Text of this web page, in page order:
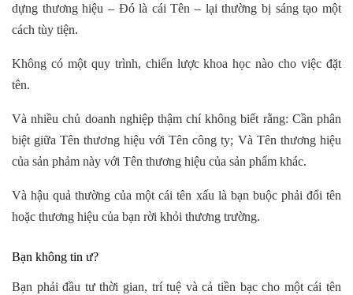
dựng thương hiệu – Đó là cái Tên – lại thường bị sáng tạo một
cách tùy tiện.
Không có một quy trình, chiến lược khoa học nào cho việc đặt
tên.
Và nhiều chủ doanh nghiệp thậm chí không biết rằng: Cần phân
biệt giữa Tên thương hiệu với Tên công ty; Và Tên thương hiệu
của sản phảm này với Tên thương hiệu của sản phẩm khác.
Và hậu quả thường của một cái tên xấu là bạn buộc phải đổi tên
hoặc thương hiệu của bạn rời khỏi thương trường.
Bạn không tin ư?
Bạn phải đầu tư thời gian, trí tuệ và cả tiền bạc cho một cái tên